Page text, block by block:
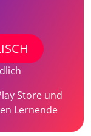
Store und
Lernende